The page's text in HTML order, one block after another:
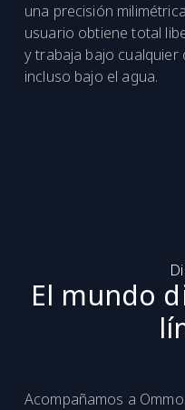
una precisión
usuario obtiene total
y trabaja bajo cualquier
incluso bajo el agua.
El mundo
Acompañamos a